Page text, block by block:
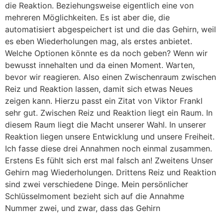
die Reaktion. Beziehungsweise eigentlich eine von
mehreren Möglichkeiten. Es ist aber die, die
automatisiert abgespeichert ist und die das Gehirn, weil
es eben Wiederholungen mag, als erstes anbietet.
Welche Optionen könnte es da noch geben? Wenn wir
bewusst innehalten und da einen Moment. Warten,
bevor wir reagieren. Also einen Zwischenraum zwischen
Reiz und Reaktion lassen, damit sich etwas Neues
zeigen kann. Hierzu passt ein Zitat von Viktor Frankl
sehr gut. Zwischen Reiz und Reaktion liegt ein Raum. In
diesem Raum liegt die Macht unserer Wahl. In unserer
Reaktion liegen unsere Entwicklung und unsere Freiheit.
Ich fasse diese drei Annahmen noch einmal zusammen.
Erstens Es fühlt sich erst mal falsch an! Zweitens Unser
Gehirn mag Wiederholungen. Drittens Reiz und Reaktion
sind zwei verschiedene Dinge. Mein persönlicher
Schlüsselmoment bezieht sich auf die Annahme
Nummer zwei, und zwar, dass das Gehirn